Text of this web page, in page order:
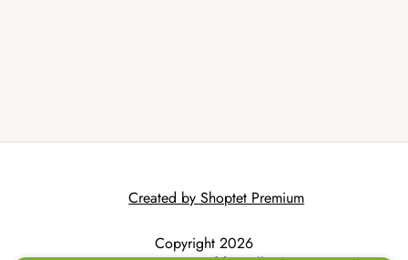
Created by Shoptet Premium
Copyright 2026